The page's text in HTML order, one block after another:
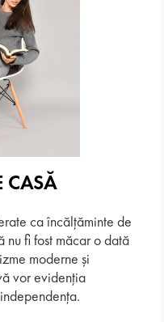
CASĂ
ca încălțăminte de
nu fi fost măcar o dată
moderne și
vor evidenția